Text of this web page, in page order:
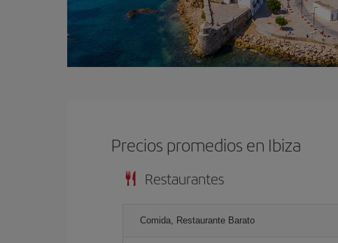
Precios promedios en Ibiza
Restaurantes
Comida, Restaurante Barato